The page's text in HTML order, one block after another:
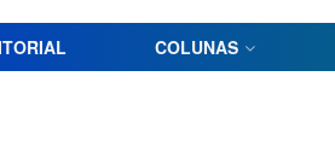
COLUNAS